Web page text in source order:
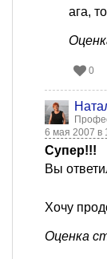
ага,
0
6 мая 2007 в
Супер!!!
Вы
Хочу
Оценка